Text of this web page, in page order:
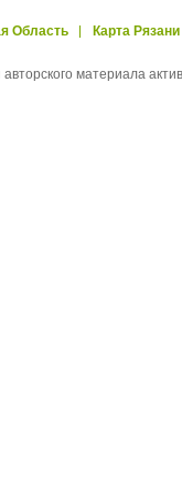
Область Карта Рязани
материала